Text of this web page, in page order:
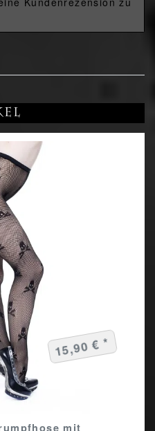
mit
15,90 € *